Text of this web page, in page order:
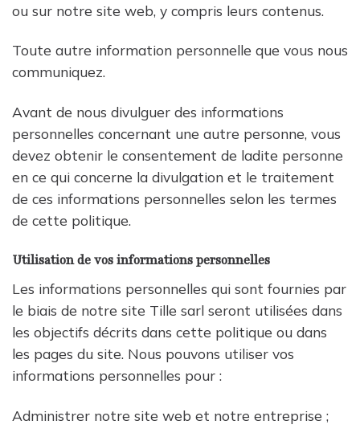
ou sur notre site web, y compris leurs contenus.
Toute autre information personnelle que vous nous
communiquez.
Avant de nous divulguer des informations
personnelles concernant une autre personne, vous
devez obtenir le consentement de ladite personne
en ce qui concerne la divulgation et le traitement
de ces informations personnelles selon les termes
de cette politique.
Utilisation de vos informations personnelles
Les informations personnelles qui sont fournies par
le biais de notre site Tille sarl seront utilisées dans
les objectifs décrits dans cette politique ou dans
les pages du site. Nous pouvons utiliser vos
informations personnelles pour :
Administrer notre site web et notre entreprise ;